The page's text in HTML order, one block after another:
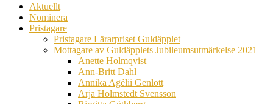
Aktuellt
Nominera
Pristagare
Pristagare Lärarpriset Guldäpplet
Mottagare av Guldäpplets Jubileumsutmärkelse 2021
Anette Holmqvist
Ann-Britt Dahl
Annika Agélii Genlott
Arja Holmstedt Svensson